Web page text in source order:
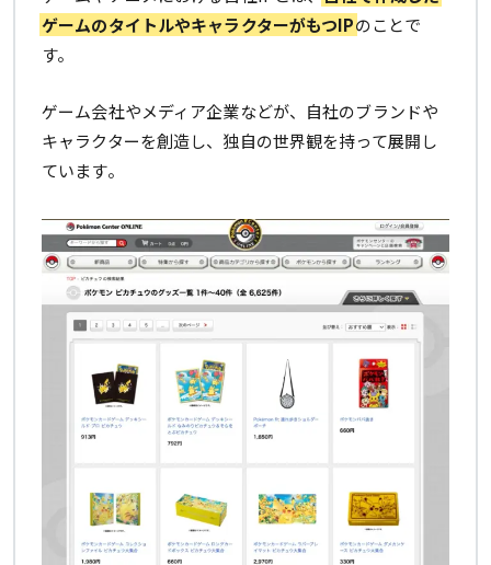
ゲームのタイトルやキャラクターがもつIPのことで
す。
ゲーム会社やメディア企業などが、自社のブランドや
キャラクターを創造し、独自の世界観を持って展開し
ています。